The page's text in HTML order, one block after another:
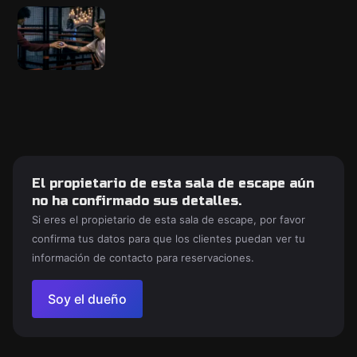
El propietario de esta sala de escape aún
no ha confirmado sus detalles.
Si eres el propietario de esta sala de escape, por favor
confirma tus datos para que los clientes puedan ver tu
información de contacto para reservaciones.
Soy el dueño